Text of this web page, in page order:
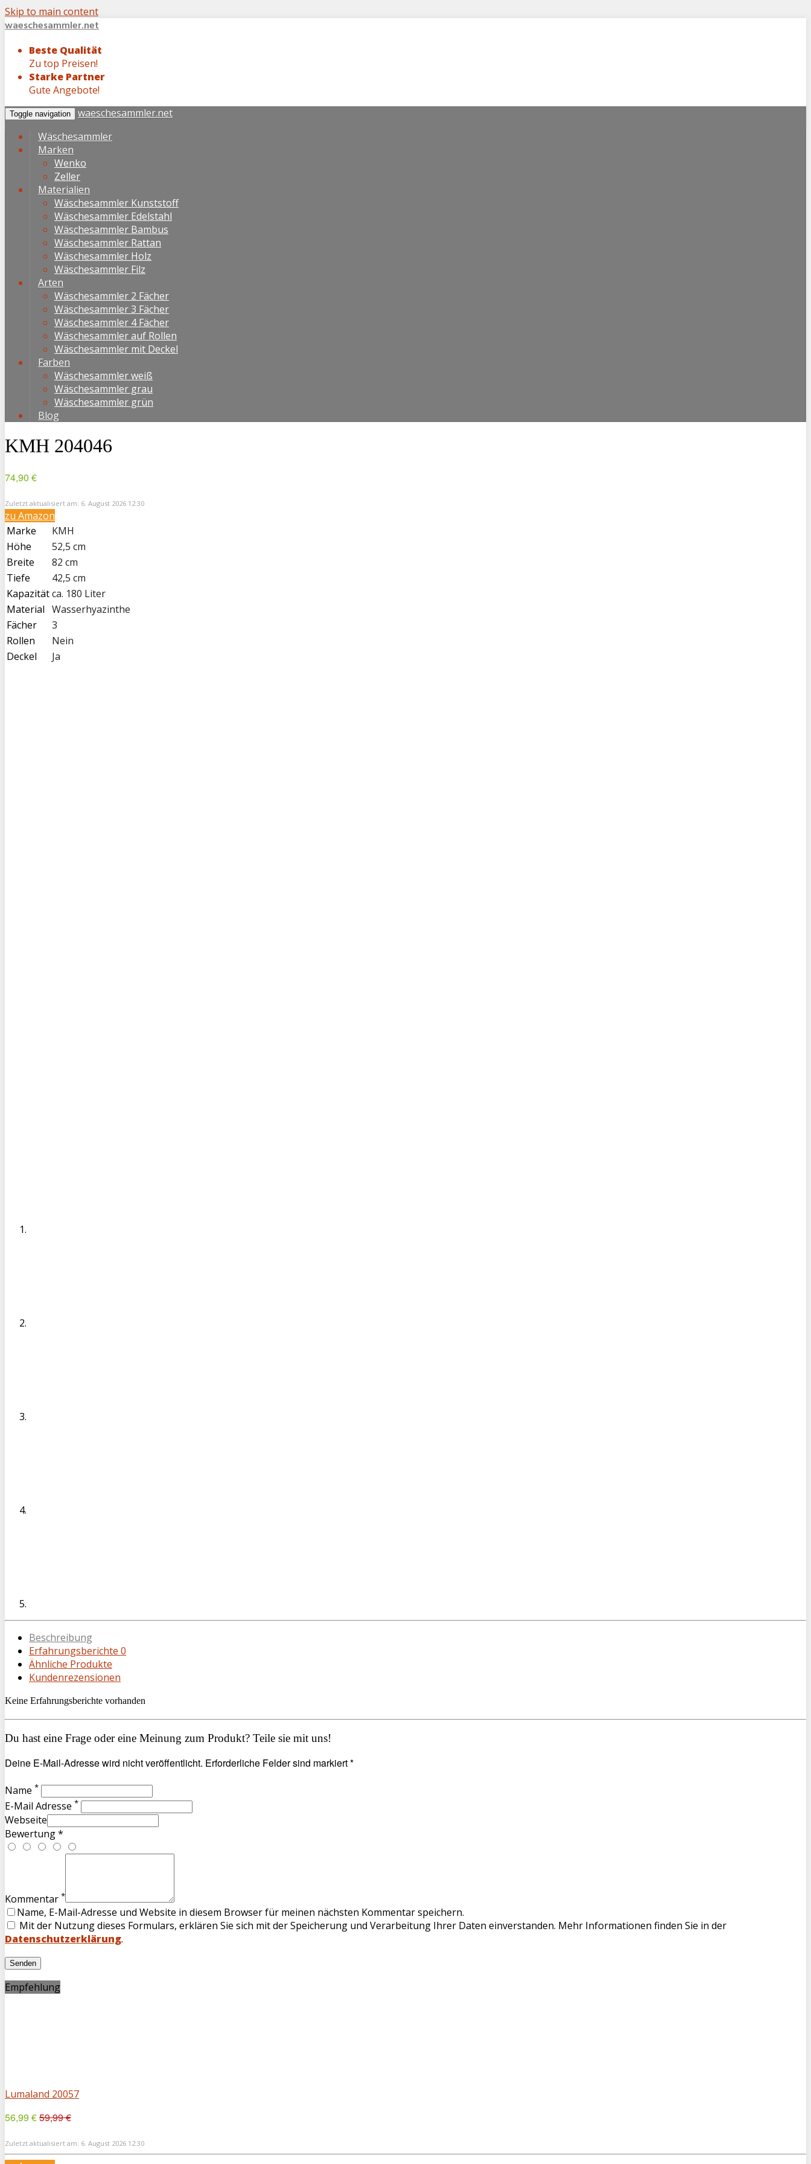
Skip to main content
waeschesammler.net
Beste Qualität
Zu top Preisen!
Starke Partner
Gute Angebote!
Toggle navigation
waeschesammler.net
Wäschesammler
Marken
Wenko
Zeller
Materialien
Wäschesammler Kunststoff
Wäschesammler Edelstahl
Wäschesammler Bambus
Wäschesammler Rattan
Wäschesammler Holz
Wäschesammler Filz
Arten
Wäschesammler 2 Fächer
Wäschesammler 3 Fächer
Wäschesammler 4 Fächer
Wäschesammler auf Rollen
Wäschesammler mit Deckel
Farben
Wäschesammler weiß
Wäschesammler grau
Wäschesammler grün
Blog
KMH 204046
74,90 €
Zuletzt aktualisiert am: 6. August 2026 12:30
zu Amazon
Marke
KMH
Höhe
52,5 cm
Breite
82 cm
Tiefe
42,5 cm
Kapazitätca. 180 Liter
Material Wasserhyazinthe
Fächer
3
Rollen
Nein
Deckel
Ja
Beschreibung
Erfahrungsberichte 0
Ähnliche Produkte
Kundenrezensionen
Keine Erfahrungsberichte vorhanden
Du hast eine Frage oder eine Meinung zum Produkt? Teile sie mit uns!
Deine E-Mail-Adresse wird nicht veröffentlicht. Erforderliche Felder sind markiert *
Name *
E-Mail Adresse *
Webseite
Bewertung *
Kommentar *
Name, E-Mail-Adresse und Website in diesem Browser für meinen nächsten Kommentar speichern.
Mit der Nutzung dieses Formulars, erklären Sie sich mit der Speicherung und Verarbeitung Ihrer Daten einverstanden. Mehr Informationen finden Sie in der
Datenschutzerklärung.
Empfehlung
Lumaland 20057
56,99 €59,99 €
Zuletzt aktualisiert am: 6. August 2026 12:30